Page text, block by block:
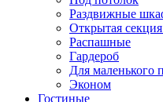
Раздвижные
Открытая
Распашные
Гардероб
Для маленького
Эконом
Гостиные